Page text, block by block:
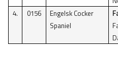
4.
0156
Engelsk Cocker
Spaniel